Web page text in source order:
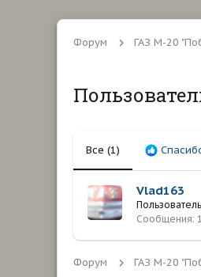
Форум ГАЗ М-20
Все (1)
Vlad163
Пользователь
Сообщения
Форум ГАЗ М-20